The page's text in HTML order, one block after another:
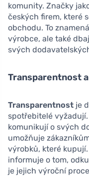
komunity. Značky
českých firem, které
obchodu. To
výrobce, ale také
svých
Transparentnost
Transparentnost je
spotřebitelé
komunikují o svých
umožňuje
výrobků, které
informuje o tom,
je jejich výroční